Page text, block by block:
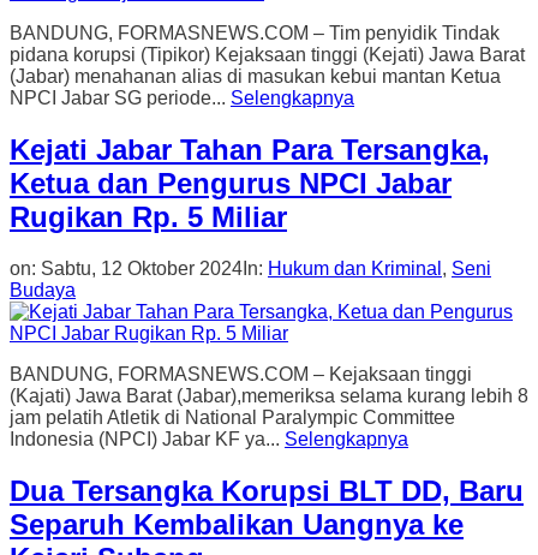
BANDUNG, FORMASNEWS.COM – Tim penyidik Tindak
pidana korupsi (Tipikor) Kejaksaan tinggi (Kejati) Jawa Barat
(Jabar) menahanan alias di masukan kebui mantan Ketua
NPCI Jabar SG periode... Selengkapnya
Kejati Jabar Tahan Para Tersangka,
Ketua dan Pengurus NPCI Jabar
Rugikan Rp. 5 Miliar
on: Sabtu, 12 Oktober 2024 In: Hukum dan Kriminal , Seni
Budaya
BANDUNG, FORMASNEWS.COM – Kejaksaan tinggi
(Kajati) Jawa Barat (Jabar),memeriksa selama kurang lebih 8
jam pelatih Atletik di National Paralympic Committee
Indonesia (NPCI) Jabar KF ya... Selengkapnya
Dua Tersangka Korupsi BLT DD, Baru
Separuh Kembalikan Uangnya ke